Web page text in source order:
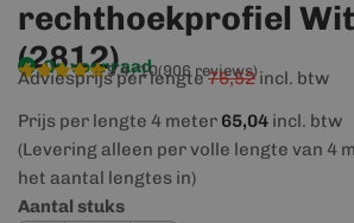
rechthoekprofiel Wit
(2812)
Op voorraad
9,4/10(906 reviews)
Adviesprijs per lengte76,52incl. btw
Prijs per lengte 4 meter 65,04 incl. btw
(Levering alleen per volle lengte van 4
het aantal lengtes in)
Aantal stuks